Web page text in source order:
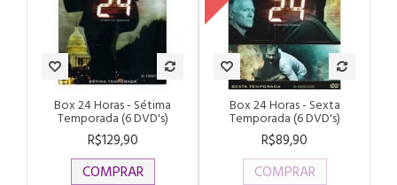
Box 24 Horas - Sétima
Temporada (6 DVD's)
R$129,90
COMPRAR
Box 24 Horas - Sexta
Temporada (6 DVD's)
R$89,90
COMPRAR